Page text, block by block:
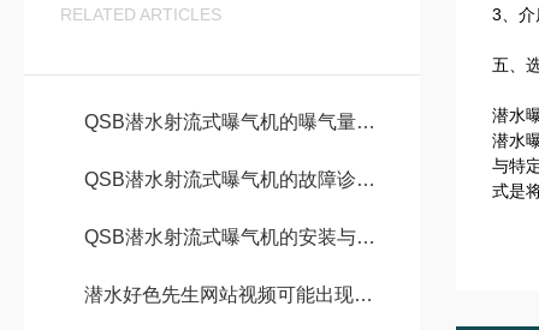
RELATED ARTICLES
QSB潜水射流式曝气机的曝气量与适用范围
QSB潜水射流式曝气机的故障诊断与排除
QSB潜水射流式曝气机的安装与调试
潜水好色先生网站视频可能出现的故障原因，采用对应的解决方法
3、
五、
潜水
潜水
与特
式是